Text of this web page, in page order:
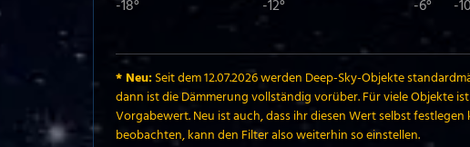
-18° -12° -6° -
* Neu:Seit dem 12.07.2026 werden Deep-Sky-Objekte
dann ist die Dämmerung vollständig vorüber. Für viele Objekte
Vorgabewert. Neu ist auch, dass ihr diesen Wert selbst
beobachten, kann den Filter also weiterhin so einstellen.